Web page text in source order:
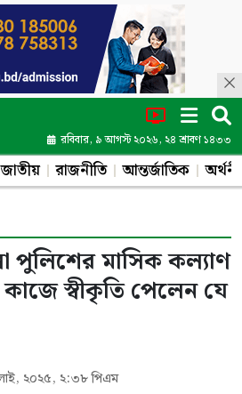
রবিবার, ৯ আগস্ট ২০২৬, ২৪ শ্রাবণ ১৪৩৩
জাতীয় রাজনীতি আন্তর্জাতিক
পুলিশের মাসিক কল্যাণ
স্বীকৃতি পেলেন যে
২০২৫, ২:৩৮ পিএম